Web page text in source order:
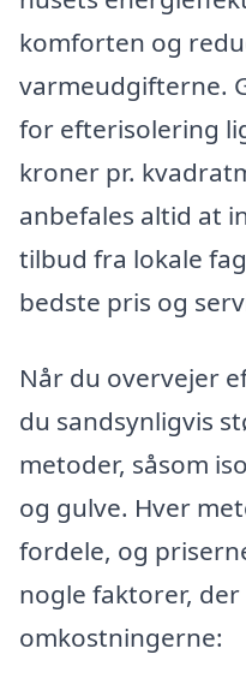
komforten og
varmeudgifterne.
for efterisolering
kroner pr.
anbefales altid at
tilbud fra lokale
bedste pris og
Når du overvejer
du sandsynligvis
metoder, såsom
og gulve. Hver
fordele, og
nogle faktorer,
omkostningerne: